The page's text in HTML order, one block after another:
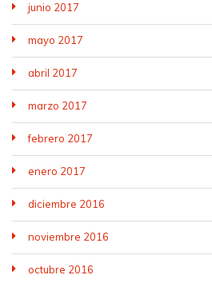
junio 2017
mayo 2017
abril 2017
marzo 2017
febrero 2017
enero 2017
diciembre 2016
noviembre 2016
octubre 2016